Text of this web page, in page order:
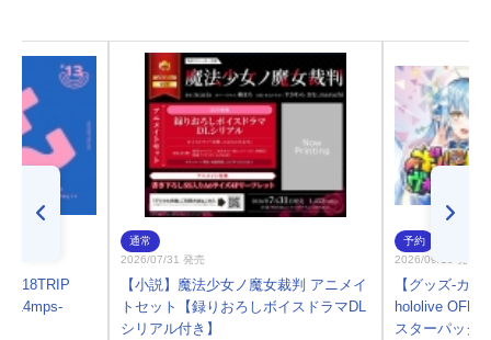
18TRIP
-L4mps-
通常
2026/07/31 発売
【小説】魔法少女ノ魔女裁判 アニメイ
トセット【録りおろしボイスドラマDL
シリアル付き】
予約
2026/09/19 発売
【グッズ-カ
hololive
スターパック